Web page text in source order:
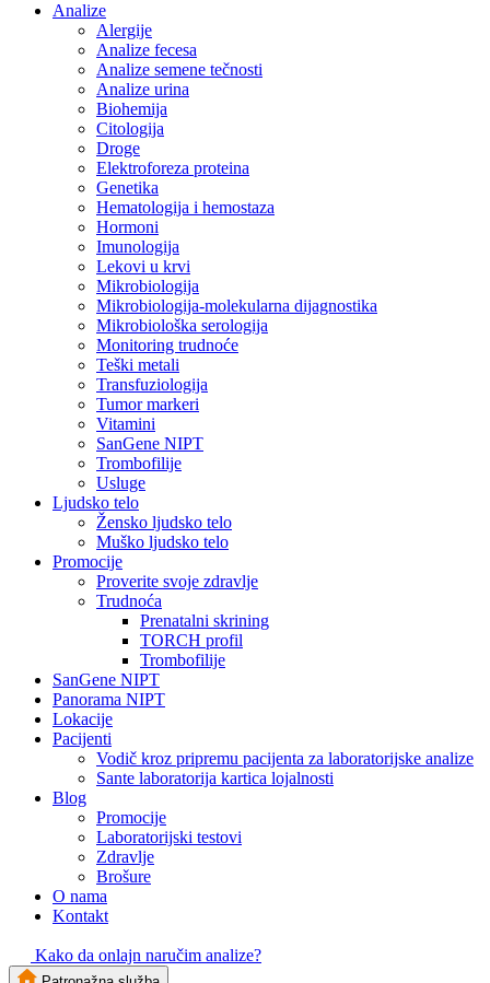
Analize
Alergije
Analize fecesa
Analize semene tečnosti
Analize urina
Biohemija
Citologija
Droge
Elektroforeza proteina
Genetika
Hematologija i hemostaza
Hormoni
Imunologija
Lekovi u krvi
Mikrobiologija
Mikrobiologija-molekularna dijagnostika
Mikrobiološka serologija
Monitoring trudnoće
Teški metali
Transfuziologija
Tumor markeri
Vitamini
SanGene NIPT
Trombofilije
Usluge
Ljudsko telo
Žensko ljudsko telo
Muško ljudsko telo
Promocije
Proverite svoje zdravlje
Trudnoća
Prenatalni skrining
TORCH profil
Trombofilije
SanGene NIPT
Panorama NIPT
Lokacije
Pacijenti
Vodič kroz pripremu pacijenta za laboratorijske analize
Sante laboratorija kartica lojalnosti
Blog
Promocije
Laboratorijski testovi
Zdravlje
Brošure
O nama
Kontakt
Kako da onlajn naručim analize?